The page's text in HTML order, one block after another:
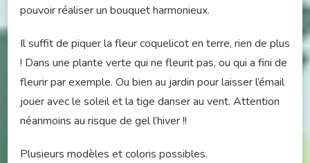
pouvoir réaliser un bouquet harmonieux.
Il suffit de piquer la fleur coquelicot en terre, rien de plus
! Dans une plante verte qui ne fleurit pas, ou qui a fini de
fleurir par exemple. Ou bien au jardin pour laisser l’émail
jouer avec le soleil et la tige danser au vent. Attention
néanmoins au risque de gel l’hiver !!
Plusieurs modèles et coloris possibles.